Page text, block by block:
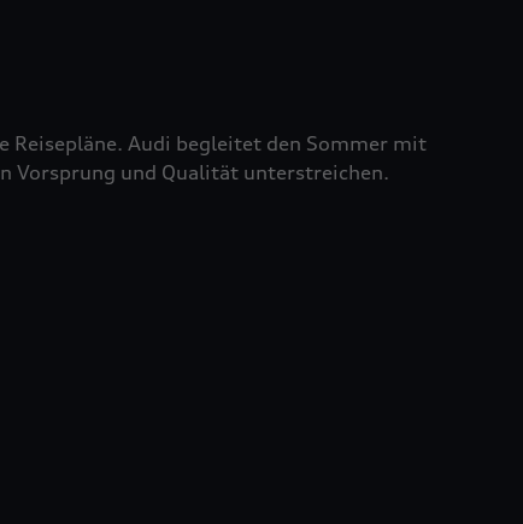
Reisepläne. Audi begleitet den Sommer mit
Vorsprung und Qualität unterstreichen.